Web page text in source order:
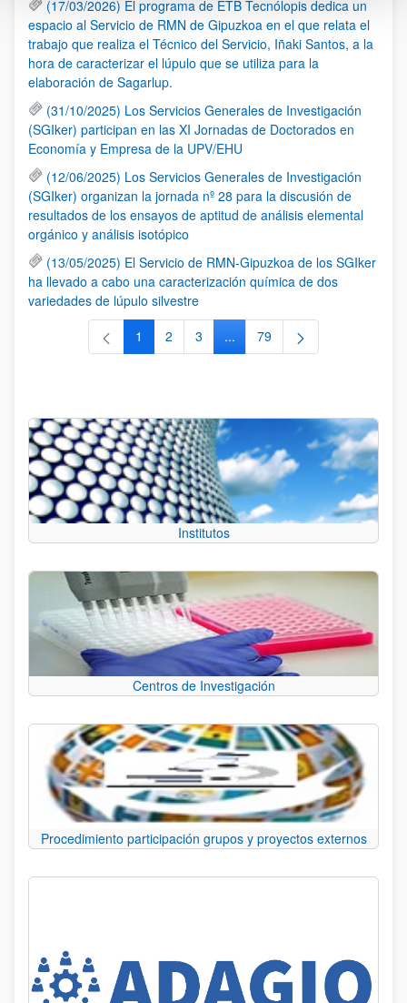
(17/03/2026) El programa de ETB Tecnólopis dedica un
espacio al Servicio de RMN de Gipuzkoa en el que relata el
trabajo que realiza el Técnico del Servicio, Iñaki Santos, a la
hora de caracterizar el lúpulo que se utiliza para la
elaboración de Sagarlup.
(31/10/2025) Los Servicios Generales de Investigación
(SGIker) participan en las XI Jornadas de Doctorados en
Economía y Empresa de la UPV/EHU
(12/06/2025) Los Servicios Generales de Investigación
(SGIker) organizan la jornada nº 28 para la discusión de
resultados de los ensayos de aptitud de análisis elemental
orgánico y análisis isotópico
(13/05/2025) El Servicio de RMN-Gipuzkoa de los SGIker
ha llevado a cabo una caracterización química de dos
variedades de lúpulo silvestre
Página
1 Página
2 Página
3 ...Páginas intermedias Use TAB
Página
79
Institutos
Centros de Investigación
Procedimiento participación grupos y proyectos externos